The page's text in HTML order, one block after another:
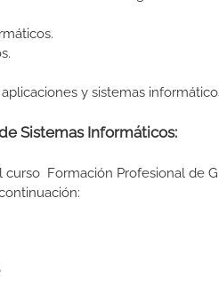
y sistemas
Sistemas Informáticos:
Formación Profesional de